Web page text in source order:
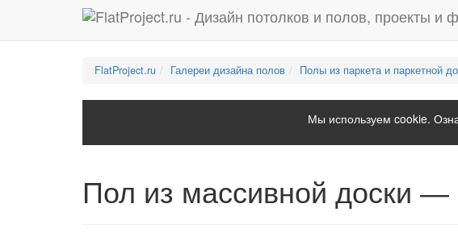
FlatProject.ru Галереи дизайна полов Полы из паркета и паркетной
Мы используем cookie.
Пол из массивной доски